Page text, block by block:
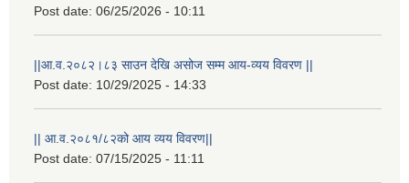
Post date: 06/25/2026 - 10:11
||आ.व.२०८२।८३ साउन देखि असोज सम्म आय-व्यय विवरण ||
Post date: 10/29/2025 - 14:33
|| आ.व.२०८१/८२को आय व्यय विवरण||
Post date: 07/15/2025 - 11:11